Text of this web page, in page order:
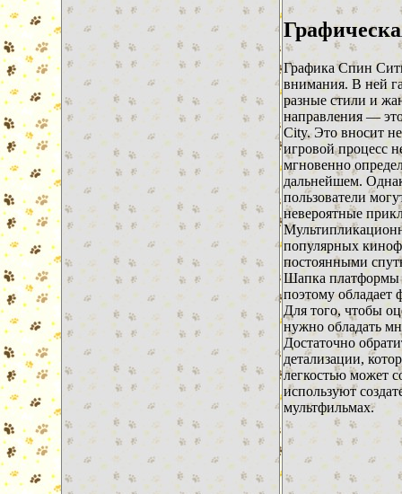
Графика Спин
внимания. В ней
разные стили и
направления —
City. Это вносит
игровой процесс
мгновенно
дальнейшем.
пользователи
невероятные
популярных
постоянными
Шапка платформы
поэтому обладает
Для того, чтобы
нужно обладать
Достаточно
детализации,
легкостью может
используют
мультфильмах.